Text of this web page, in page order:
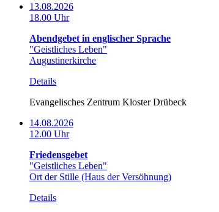
13.08.2026
18.00 Uhr
Abendgebet in englischer Sprache
"Geistliches Leben"
Augustinerkirche
Details
Evangelisches Zentrum Kloster Drübeck
14.08.2026
12.00 Uhr
Friedensgebet
"Geistliches Leben"
Ort der Stille (Haus der Versöhnung)
Details